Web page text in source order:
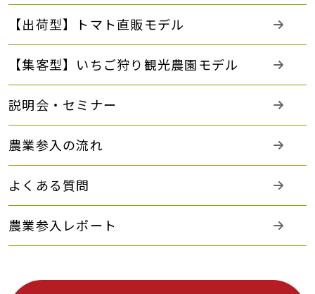
【出荷型】トマト直販モデル
【集客型】いちご狩り観光農園モデル
説明会・セミナー
農業参入の流れ
よくある質問
農業参入レポート